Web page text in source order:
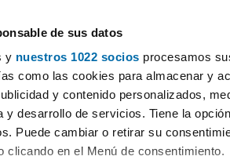
de sus datos
y nuestros 1022 socios procesamos
como las cookies para almacenar y
y contenido personalizados,
y desarrollo de servicios. Tiene la
Puede cambiar o retirar su
clicando en el Menú de consentimiento.
Poblete